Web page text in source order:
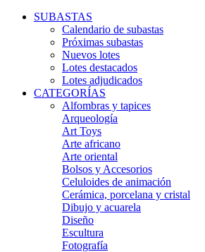
SUBASTAS
Calendario de subastas
Próximas subastas
Nuevos lotes
Lotes destacados
Lotes adjudicados
CATEGORÍAS
Alfombras y tapices
Arqueología
Art Toys
Arte africano
Arte oriental
Bolsos y Accesorios
Celuloides de animación
Cerámica, porcelana y cristal
Dibujo y acuarela
Diseño
Escultura
Fotografía